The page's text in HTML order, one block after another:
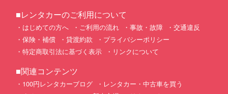
■レンタカーのご利用について
はじめての方へ ご利用の流れ 事故・故障
交通違反
保険・補償
貸渡約款
プライバシーポリシー
特定商取引法に基づく表示
リンクについて
■関連コンテンツ
100円レンタカーブログ
レンタカー・中古車を買う